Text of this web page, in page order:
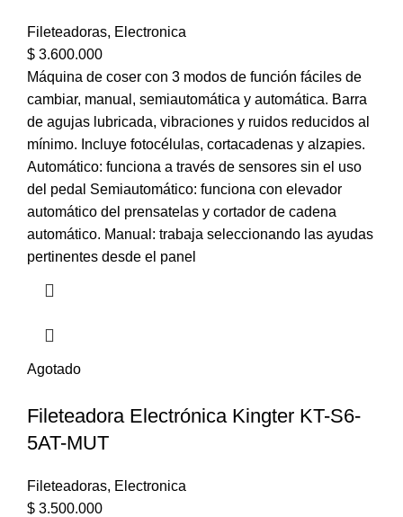
Fileteadoras, Electronica
$ 3.600.000
Máquina de coser con 3 modos de función fáciles de
cambiar, manual, semiautomática y automática. Barra
de agujas lubricada, vibraciones y ruidos reducidos al
mínimo. Incluye fotocélulas, cortacadenas y alzapies.
Automático: funciona a través de sensores sin el uso
del pedal Semiautomático: funciona con elevador
automático del prensatelas y cortador de cadena
automático. Manual: trabaja seleccionando las ayudas
pertinentes desde el panel
Agotado
Fileteadora Electrónica Kingter KT-S6-
5AT-MUT
Fileteadoras, Electronica
$ 3.500.000